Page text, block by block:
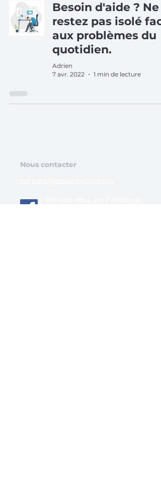
Besoin d'aide ? Ne
restez pas isolé
aux problèmes du
quotidien.
Adrien
7 avr. 2022
1 min de lecture
Nous contacter